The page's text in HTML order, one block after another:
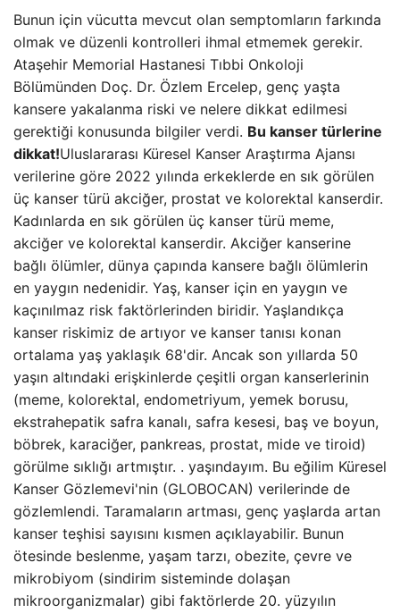
Bunun için vücutta mevcut olan semptomların farkında
olmak ve düzenli kontrolleri ihmal etmemek gerekir.
Ataşehir Memorial Hastanesi Tıbbi Onkoloji
Bölümünden Doç. Dr. Özlem Ercelep, genç yaşta
kansere yakalanma riski ve nelere dikkat edilmesi
gerektiği konusunda bilgiler verdi. Bu kanser türlerine
dikkat!Uluslararası Küresel Kanser Araştırma Ajansı
verilerine göre 2022 yılında erkeklerde en sık görülen
üç kanser türü akciğer, prostat ve kolorektal kanserdir.
Kadınlarda en sık görülen üç kanser türü meme,
akciğer ve kolorektal kanserdir. Akciğer kanserine
bağlı ölümler, dünya çapında kansere bağlı ölümlerin
en yaygın nedenidir. Yaş, kanser için en yaygın ve
kaçınılmaz risk faktörlerinden biridir. Yaşlandıkça
kanser riskimiz de artıyor ve kanser tanısı konan
ortalama yaş yaklaşık 68'dir. Ancak son yıllarda 50
yaşın altındaki erişkinlerde çeşitli organ kanserlerinin
(meme, kolorektal, endometriyum, yemek borusu,
ekstrahepatik safra kanalı, safra kesesi, baş ve boyun,
böbrek, karaciğer, pankreas, prostat, mide ve tiroid)
görülme sıklığı artmıştır. . yaşındayım. Bu eğilim Küresel
Kanser Gözlemevi'nin (GLOBOCAN) verilerinde de
gözlemlendi. Taramaların artması, genç yaşlarda artan
kanser teşhisi sayısını kısmen açıklayabilir. Bunun
ötesinde beslenme, yaşam tarzı, obezite, çevre ve
mikrobiyom (sindirim sisteminde dolaşan
mikroorganizmalar) gibi faktörlerde 20. yüzyılın